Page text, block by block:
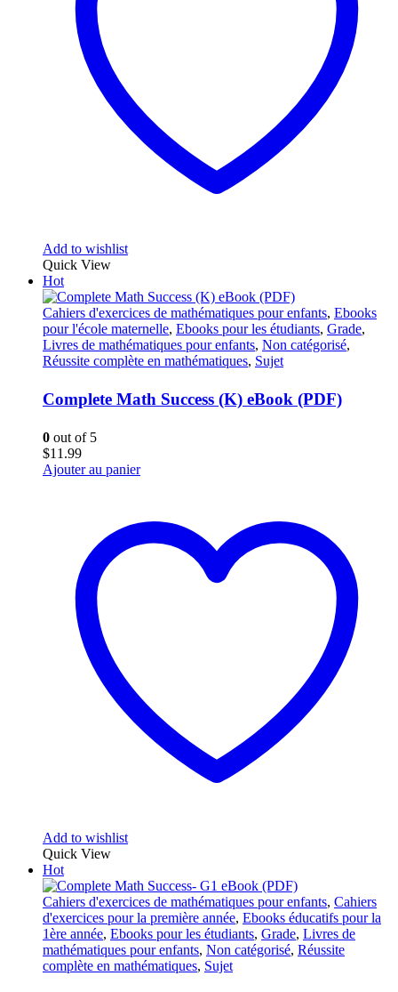
Add to wishlist
Quick View
Hot
Cahiers d'exercices de mathématiques pour enfants, Ebooks
pour l'école maternelle, Ebooks pour les étudiants, Grade,
Livres de mathématiques pour enfants, Non catégorisé,
Réussite complète en mathématiques, Sujet
Complete Math Success (K) eBook (PDF)
0 out of 5
$11.99
Ajouter au panier
Add to wishlist
Quick View
Hot
Cahiers d'exercices de mathématiques pour enfants, Cahiers
d'exercices pour la première année, Ebooks éducatifs pour la
1ère année, Ebooks pour les étudiants, Grade, Livres de
mathématiques pour enfants, Non catégorisé, Réussite
complète en mathématiques, Sujet